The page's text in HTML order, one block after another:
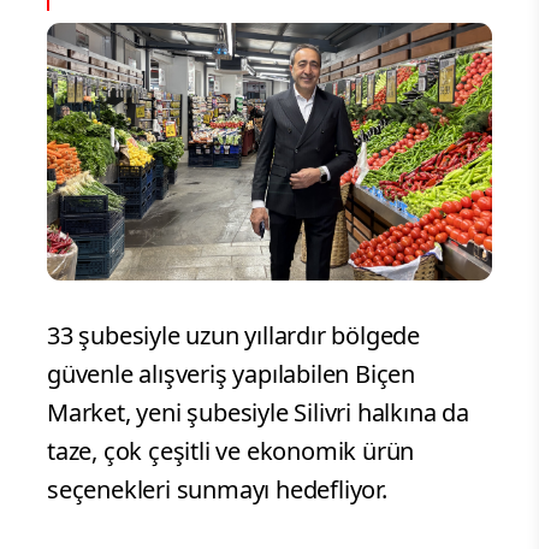
33 şubesiyle uzun yıllardır bölgede
güvenle alışveriş yapılabilen Biçen
Market, yeni şubesiyle Silivri halkına da
taze, çok çeşitli ve ekonomik ürün
seçenekleri sunmayı hedefliyor.